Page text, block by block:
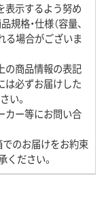
表示するよう努め
格・仕様（容量、
る場合がございま
の商品情報の表記
は必ずお届けした
い。
カー等にお問い合
でのお届けをお約束
ださい。